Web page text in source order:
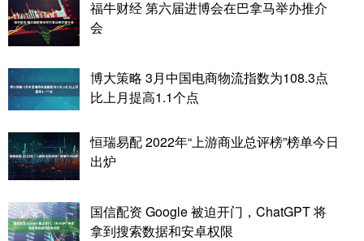
福牛财经 第六届进博会在巴拿马举办推介
会
博大策略 3月中国电商物流指数为108.3点
比上月提高1.1个点
恒瑞易配 2022年“上游商业总评榜”榜单今日
出炉
国信配资 Google 被迫开门，ChatGPT 将
拿到搜索数据和安卓权限